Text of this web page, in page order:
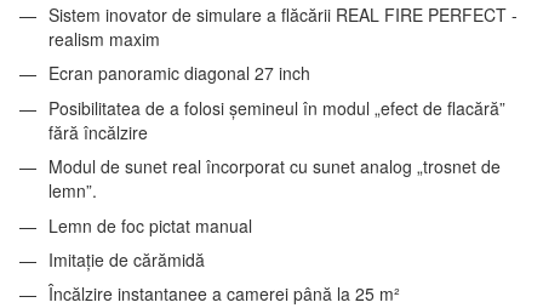
Sistem inovator de simulare a flăcării REAL FIRE PERFECT -
realism maxim
Ecran panoramic diagonal 27 inch
Posibilitatea de a folosi șemineul în modul „efect de flacără”
fără încălzire
Modul de sunet real încorporat cu sunet analog „trosnet de
lemn”.
Lemn de foc pictat manual
Imitație de cărămidă
Încălzire instantanee a camerei până la 25 m²